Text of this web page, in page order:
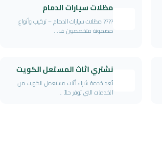
مظلات سيارات الدمام
???? مظلات سيارات الدمام – تركيب وأنواع
مضمونة متخصصون ف...
نشتري اثاث المستعل الكويت
تُعد خدمة شراء أثاث مستعمل الكويت من
الخدمات التي توفر حلاً ...